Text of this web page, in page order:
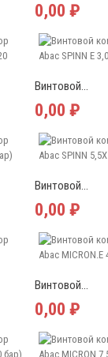
0,00 ₽
Винтовой...
0,00 ₽
Винтовой...
0,00 ₽
Винтовой...
0,00 ₽